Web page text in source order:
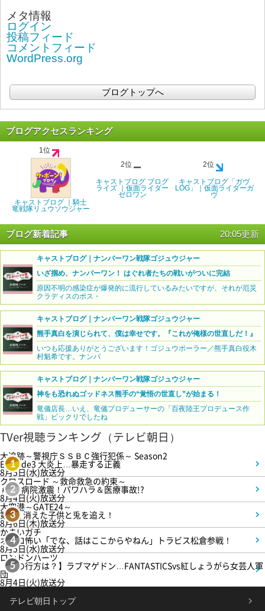
メタ情報
ログイン
投稿フィード
コメントフィード
WordPress.org
ブログトップへ
ブログアクセスランキング
1位
キャストブログ ｜騎士
竜戦隊リュウソウジャー
2位
キャストブログ ブログ
ライズ ｜仮面ライダー
ゼロワン
2位
キャストブログ「ガヴ
LOG」｜仮面ライダーガ
ヴ
ブログ新着記事 20:05更新
キャストブログ｜ナンバーワン戦隊ゴジュウジャー
いざ掴め、ナンバーワン！ はぐれ者たちの戦いがついに完結
原因不明の感染症が爆発的に流行しているみたいですが、それが厄災
クラディスのボス・
キャストブログ｜ナンバーワン戦隊ゴジュウジャー
熊手真白を演じられて、僕は幸せです。『これが俺様の世直しだ！』
いつも応援ありがとうございます！ゴジュウポーラー／熊手真白役木
村魁希です。ナンバ
キャストブログ｜ナンバーワン戦隊ゴジュウジャー
神をも恐れぬゴッドネス熊手の“覚悟の世直し”が始まる！
竜儀店長…いえ、竜儀プロデューサーの「百夜陸王プロデュース作
戦」ビックリでしたね
TVer視聴ランキング（テレビ朝日）
1
大追跡～警視庁ＳＳＢＣ強行犯係～ Season2
Episode3 大炎上…暴走する正義
8月5日(水)放送分
2
クロスロード ～救命救急の約束～
＃5 病院激震！パワハラ＆医療事故!?
8月4日(火)放送分
3
大空港～GATE24～
第3話 消えた子供と兎を追え！
8月6日(木)放送分
4
かまいガチ
オモロ怖い「でな、話はここからやねん」トラビス松倉参戦！
8月5日(水)放送分
5
ロンドンハーツ
【恋の行方は？】ラブマゲドン…FANTASTICSvs紅しょうがら女芸人軍
団
8月4日(火)放送分
テレビ朝日トップ